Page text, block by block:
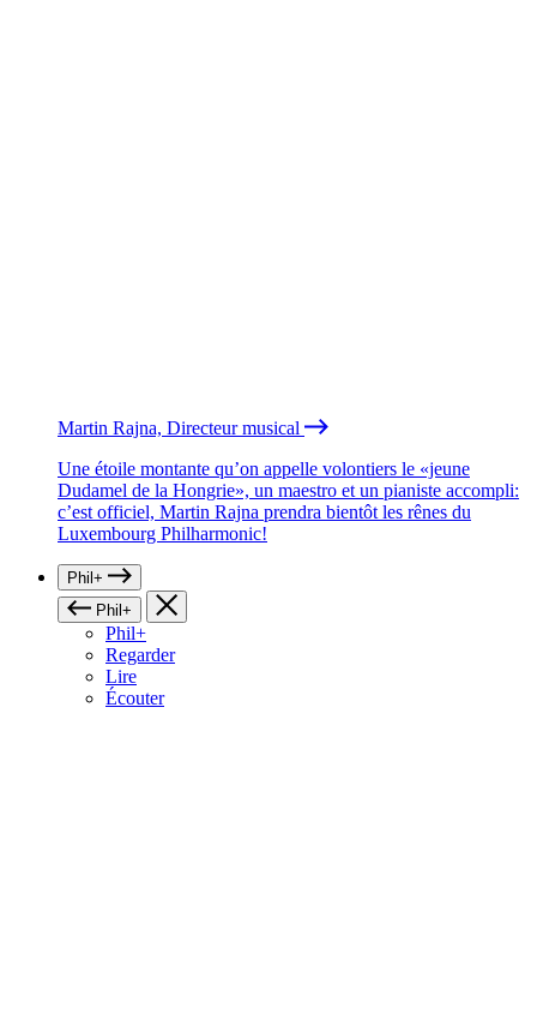
Martin Rajna, Directeur musical
Une étoile montante qu’on appelle volontiers le «jeune
Dudamel de la Hongrie», un maestro et un pianiste accompli:
c’est officiel, Martin Rajna prendra bientôt les rênes du
Luxembourg Philharmonic!
Phil+
Phil+
Phil+
Regarder
Lire
Écouter